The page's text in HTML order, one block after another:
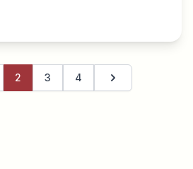
2 3 4 次のページ